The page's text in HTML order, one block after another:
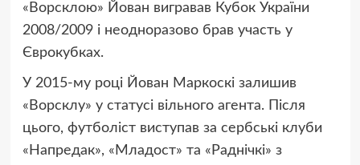
«Ворсклою» Йован вигравав Кубок України
2008/2009 і неодноразово брав участь у
Єврокубках.
У 2015-му році Йован Маркоскі залишив
«Ворсклу» у статусі вільного агента. Після
цього, футболіст виступав за сербські клуби
«Напредак», «Младост» та «Раднічкі» з